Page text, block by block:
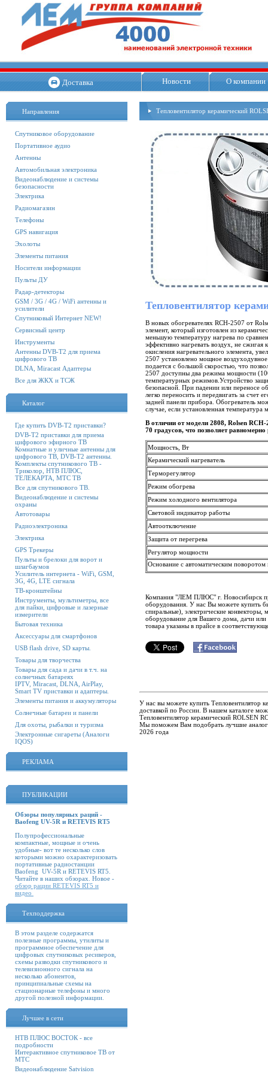
Доставка Новости О компании
Направления
Спутниковое оборудование
Портативное аудио
Антенны
Автомобильная электроника
Видеонаблюдение и системы
безопасности
Электрика
Радиомагазин
Телефоны
GPS навигация
Эхолоты
Элементы питания
Носители информации
Пульты ДУ
Радар-детекторы
GSM / 3G / 4G / WiFi антенны и
усилители
Спутниковый Интернет NEW!
Сервисный центр
Инструменты
Антенны DVB-T2 для приема
цифрового ТВ
DLNA, Miracast Адаптеры
Все для ЖКХ и ТСЖ
Каталог
Где купить DVB-T2 приставки?
DVB-T2 приставки для приема
цифрового эфирного ТВ
Комнатные и уличные антенны для
цифрового ТВ, DVB-T2 антенны.
Комплекты спутникового ТВ -
Триколор, НТВ ПЛЮС,
ТЕЛЕКАРТА, МТС ТВ
Все для спутникового ТВ.
Видеонаблюдение и системы
охраны
Автотовары
Радиоэлектроника
Электрика
GPS Трекеры
Пульты и брелоки для ворот и
шлагбаумов
Усилитель интернета - WiFi, GSM,
3G, 4G, LTE сигнала
ТВ-кронштейны
Инструменты, мультиметры, все
для пайки, цифровые и лазерные
измерители
Бытовая техника
Аксессуары для смартфонов
USB flash drive, SD карты.
Товары для творчества
Товары для сада и дачи в т.ч. на
солнечных батареях
IPTV, Miracast, DLNA, AirPlay,
Smart TV приставки и адаптеры.
Элементы питания и аккумуляторы
Солнечные батареи и панели
Для охоты, рыбалки и туризма
Электронные сигареты (Аналоги
IQOS)
РЕКЛАМА
ПУБЛИКАЦИИ
Обзоры популярных раций -
Baofeng UV-5R и RETEVIS RT5
Полупрофессиональные
компактные, мощные и очень
удобные- вот те несколько слов
которыми можно охарактеризовать
портативные радиостанции
Baofeng UV-5R и RETEVIS RT5.
Читайте в наших обзорах. Новое -
обзор рации RETEVIS RT5 и
видео
Техподдержка
В этом разделе содержатся
полезные программы, утилиты и
программное обеспечение для
цифровых спутниковых ресиверов,
схемы разводки спутникового и
телевизионного сигнала на
несколько абонентов,
принципиальные схемы на
стационарные телефоны и много
другой полезной информации.
Лучшее в сети
НТВ ПЛЮС ВОСТОК - все
подробности
Интерактивное спутниковое ТВ от
МТС
Видеонаблюдение Satvision
Тепловентилятор керамический
Тепловентилятор
В новых обогревателях RCH-2507 от
элемент, который изготовлен из
меньшую температуру нагрева по
эффективно нагревать воздух, не сжигая
окисления нагревательного элемента,
2507 установлено мощное
подается с большой скоростью, что
2507 доступны два режима мощности
температурных режимов.Устройство
безопасной. При падении или переносе
легко переносить и передвигать за счет
задней панели прибора. Обогреватель
случае, если установленная
В отличии от модели 2808, Rolsen
70 градусов, что позволяет
Мощность, Вт
Керамический нагреватель
Терморегулятор
Режим обогрева
Режим холодного вентилятора
Световой индикатор работы
Автоотключение
Защита от перегрева
Регулятор мощности
Основание с автоматическим поворотом
Компания "ЛЕМ ПЛЮС" г. Новосибирск
оборудования. У нас Вы можете купить
спиральные), электрические
оборудование для Вашего дома, дачи
товара указаны в прайсе в
У нас вы можете купить Тепловентилятор
доставкой по России. В нашем каталоге
Тепловентилятор керамический ROLSEN
Мы поможем Вам подобрать лучшие
2026 года